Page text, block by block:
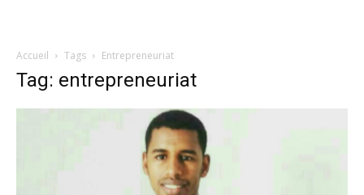
Accueil Tags Entrepreneuriat
Tag: entrepreneuriat